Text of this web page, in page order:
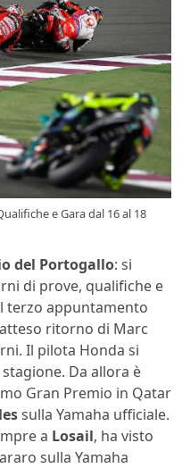
e Gara dal 16 al 18
del Portogallo: si
di prove, qualifiche e
terzo appuntamento
ritorno di Marc
Il pilota Honda si
Da allora è
Gran Premio in Qatar
sulla Yamaha ufficiale.
a Losail, ha visto
sulla Yamaha